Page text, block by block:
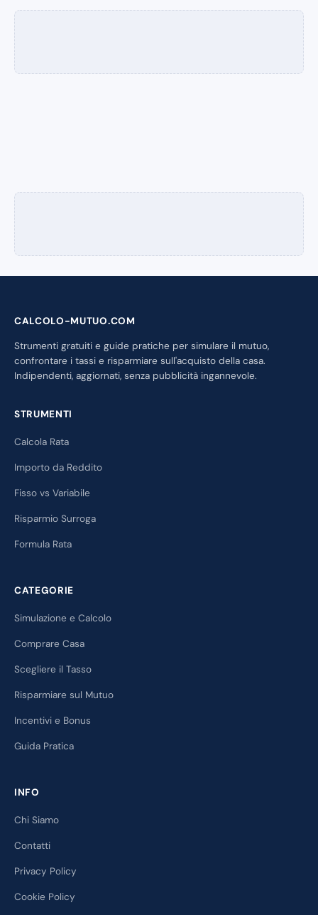
CALCOLO-MUTUO.COM
Strumenti gratuiti e guide pratiche per simulare il mutuo,
confrontare i tassi e risparmiare sull'acquisto della casa.
Indipendenti, aggiornati, senza pubblicità ingannevole.
STRUMENTI
Calcola Rata
Importo da Reddito
Fisso vs Variabile
Risparmio Surroga
Formula Rata
CATEGORIE
Simulazione e Calcolo
Comprare Casa
Scegliere il Tasso
Risparmiare sul Mutuo
Incentivi e Bonus
Guida Pratica
INFO
Chi Siamo
Contatti
Privacy Policy
Cookie Policy